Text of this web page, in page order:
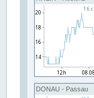
DONAU - Passau